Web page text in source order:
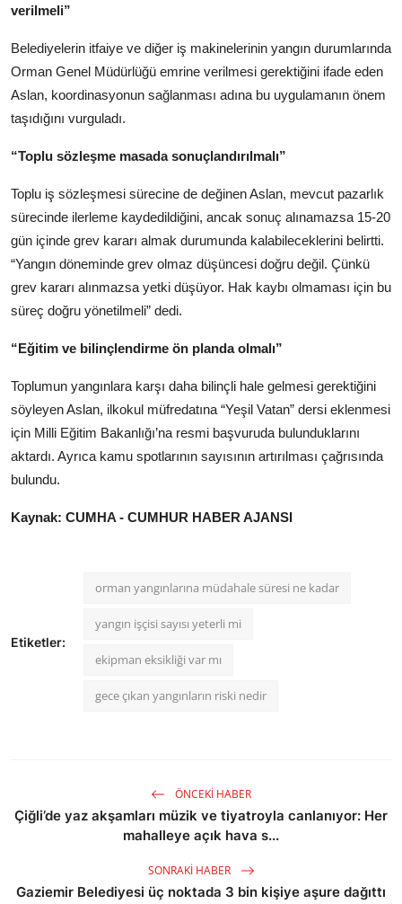
verilmeli”
Belediyelerin itfaiye ve diğer iş makinelerinin yangın durumlarında
Orman Genel Müdürlüğü emrine verilmesi gerektiğini ifade eden
Aslan, koordinasyonun sağlanması adına bu uygulamanın önem
taşıdığını vurguladı.
“Toplu sözleşme masada sonuçlandırılmalı”
Toplu iş sözleşmesi sürecine de değinen Aslan, mevcut pazarlık
sürecinde ilerleme kaydedildiğini, ancak sonuç alınamazsa 15-20
gün içinde grev kararı almak durumunda kalabileceklerini belirtti.
“Yangın döneminde grev olmaz düşüncesi doğru değil. Çünkü
grev kararı alınmazsa yetki düşüyor. Hak kaybı olmaması için bu
süreç doğru yönetilmeli” dedi.
“Eğitim ve bilinçlendirme ön planda olmalı”
Toplumun yangınlara karşı daha bilinçli hale gelmesi gerektiğini
söyleyen Aslan, ilkokul müfredatına “Yeşil Vatan” dersi eklenmesi
için Milli Eğitim Bakanlığı’na resmi başvuruda bulunduklarını
aktardı. Ayrıca kamu spotlarının sayısının artırılması çağrısında
bulundu.
Kaynak: CUMHA - CUMHUR HABER AJANSI
Etiketler:
orman yangınlarına müdahale süresi ne kadar
yangın işçisi sayısı yeterli mi
ekipman eksikliği var mı
gece çıkan yangınların riski nedir
ÖNCEKI HABER
Çiğli’de yaz akşamları müzik ve tiyatroyla canlanıyor: Her
mahalleye açık hava s...
SONRAKI HABER
Gaziemir Belediyesi üç noktada 3 bin kişiye aşure dağıttı